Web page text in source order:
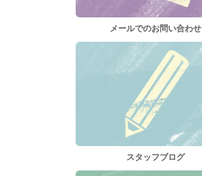
メールでのお問い合わせ
スタッフブログ